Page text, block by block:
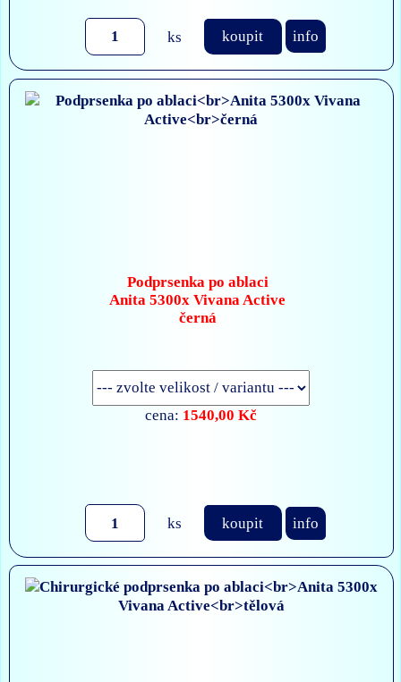
ks koupit info
Podprsenka po ablaci
Anita 5300x Vivana Active
černá
cena: 1540,00 Kč
ks koupit info